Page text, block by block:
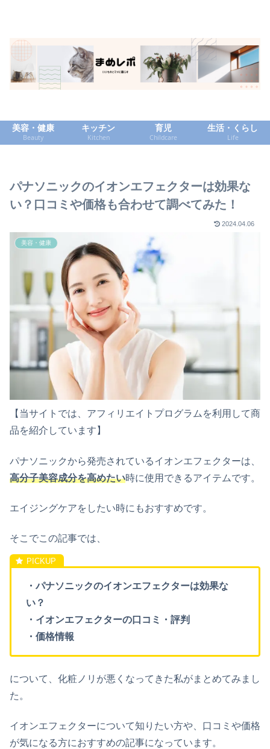
美容・健康
Beauty
キッチン
Kitchen
育児
Childcare
生活・くらし
Life
パナソニックのイオンエフェクターは効果な
い？口コミや価格も合わせて調べてみた！
2024.04.06
美容・健康
【当サイトでは、アフィリエイトプログラムを利用して商
品を紹介しています】
パナソニックから発売されているイオンエフェクターは、
高分子美容成分を高めたい時に使用できるアイテムです。
エイジングケアをしたい時にもおすすめです。
そこでこの記事では、
・パナソニックのイオンエフェクターは効果な
い？
・イオンエフェクターの口コミ・評判
・価格情報
について、化粧ノリが悪くなってきた私がまとめてみまし
た。
イオンエフェクターについて知りたい方や、口コミや価格
が気になる方におすすめの記事になっています。